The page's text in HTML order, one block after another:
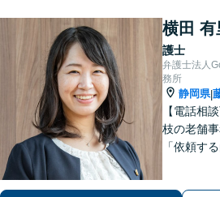
横田 有
護士
弁護士法人
務所
静岡県|
【電話相
枝の老舗
「依頼す